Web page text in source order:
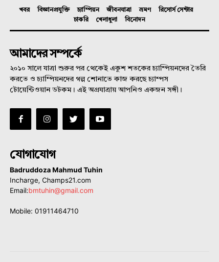
খবর বিজ্ঞানপ্রযুক্তি চ্যাম্পিয়ন জীবনযাত্রা ভ্রমণ
রিসোর্স সেন্টার
চাকরি
খেলাধুলা বিনোদন
আমাদের সম্পর্কে
২০১০ সালে যাত্রা শুরুর পর থেকেই একুশ শতকের চ্যাম্পিয়নদের তৈরি
করতে ও চ্যাম্পিয়নদের গল্প শোনাতে কাজ করছে চ্যাম্পস
টোয়েন্টিওয়ান ডটকম। এই অগ্রযাত্রায় আপনিও একজন সঙ্গী।
যোগাযোগ
Badruddoza Mahmud Tuhin
Incharge, Champs21.com
Email:bmtuhin@gmail.com
Mobile: 01911464710